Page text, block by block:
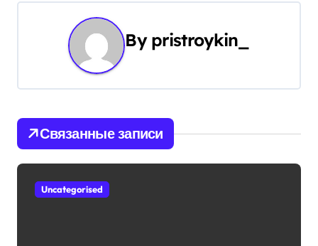
о
з
By pristroykin_
Связанные записи
Uncategorised